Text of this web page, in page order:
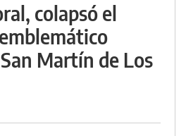
colapsó el
Martín de Los